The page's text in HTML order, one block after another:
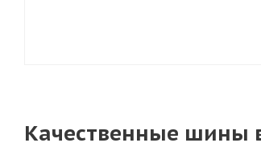
Качественные шины